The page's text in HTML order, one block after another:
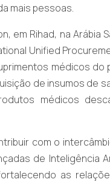
mais pessoas.
em Rihad, na
Unified
médicos do
de insumos de
médicos
com o
de Inteligência
as